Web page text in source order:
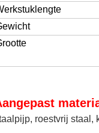
We
roestvrij staal,